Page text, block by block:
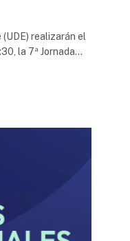
realizarán el
la 7ª Jornada…